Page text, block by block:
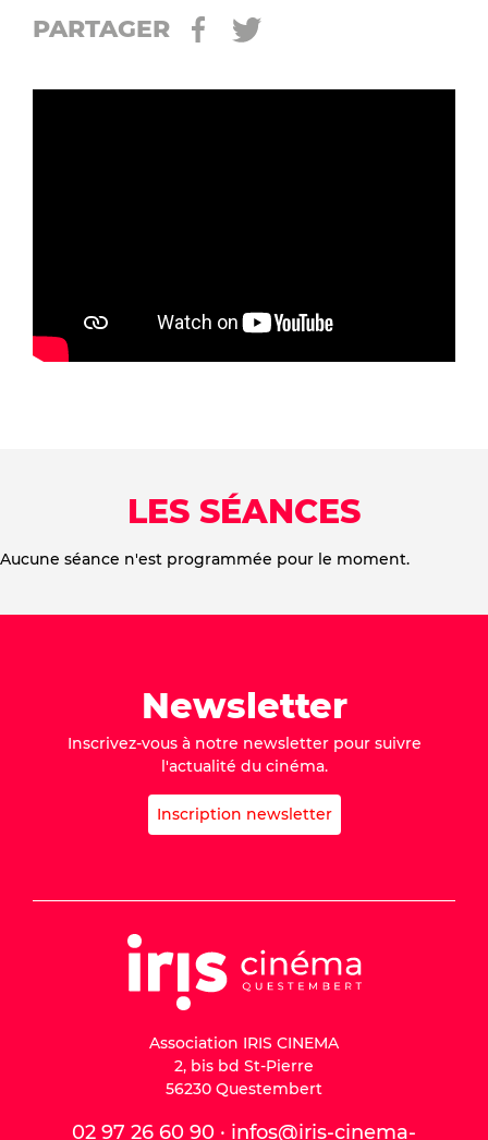
PARTAGER
LES SÉANCES
Aucune séance n'est programmée pour le moment.
Newsletter
Inscrivez-vous à notre newsletter pour suivre
l'actualité du cinéma.
Inscription newsletter
Association IRIS CINEMA
2, bis bd St-Pierre
56230 Questembert
02 97 26 60 90 · infos@iris-cinema-